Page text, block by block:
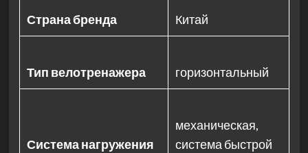
Страна бренда Китай
Тип велотренажера горизонтальный
Система нагружения
механическая,
система быстрой